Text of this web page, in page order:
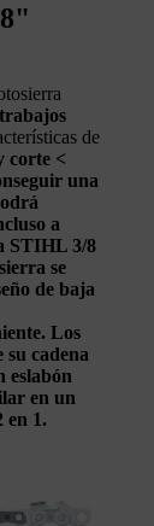
de
corte <
una
a
STIHL 3/8
se
de baja
Los
cadena
eslabón
en un
en 1.